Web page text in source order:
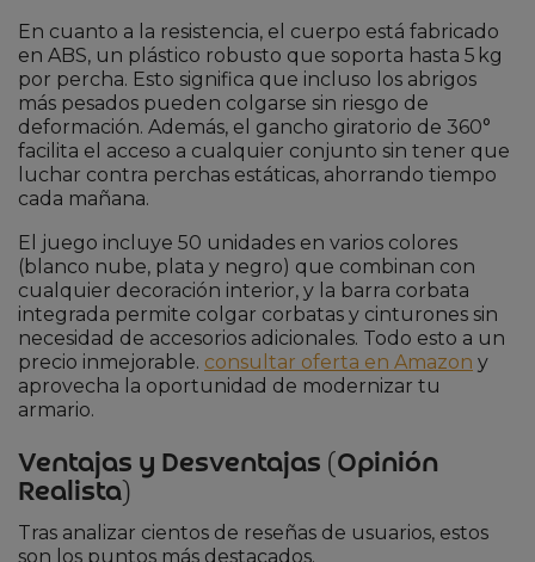
En cuanto a la resistencia, el cuerpo está fabricado
en ABS, un plástico robusto que soporta hasta 5 kg
por percha. Esto significa que incluso los abrigos
más pesados pueden colgarse sin riesgo de
deformación. Además, el gancho giratorio de 360°
facilita el acceso a cualquier conjunto sin tener que
luchar contra perchas estáticas, ahorrando tiempo
cada mañana.
El juego incluye 50 unidades en varios colores
(blanco nube, plata y negro) que combinan con
cualquier decoración interior, y la barra corbata
integrada permite colgar corbatas y cinturones sin
necesidad de accesorios adicionales. Todo esto a un
precio inmejorable. consultar oferta en Amazon y
aprovecha la oportunidad de modernizar tu
armario.
Ventajas y Desventajas (Opinión
Realista)
Tras analizar cientos de reseñas de usuarios, estos
son los puntos más destacados.